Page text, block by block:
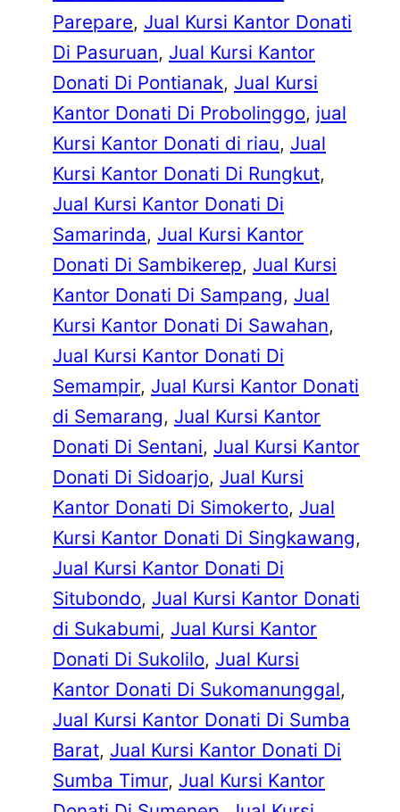
Parepare, Jual Kursi Kantor Donati
Di Pasuruan, Jual Kursi Kantor
Donati Di Pontianak, Jual Kursi
Kantor Donati Di Probolinggo, jual
Kursi Kantor Donati di riau, Jual
Kursi Kantor Donati Di Rungkut
Jual Kursi Kantor Donati Di
Samarinda, Jual Kursi Kantor
Donati Di Sambikerep, Jual Kursi
Kantor Donati Di Sampang, Jual
Kursi Kantor Donati Di Sawahan
Jual Kursi Kantor Donati Di
Semampir, Jual Kursi Kantor Donati
di Semarang, Jual Kursi Kantor
Donati Di Sentani, Jual Kursi Kantor
Donati Di Sidoarjo, Jual Kursi
Kantor Donati Di Simokerto, Jual
Kursi Kantor Donati Di Singkawang
Jual Kursi Kantor Donati Di
Situbondo, Jual Kursi Kantor Donati
di Sukabumi, Jual Kursi Kantor
Donati Di Sukolilo, Jual Kursi
Kantor Donati Di Sukomanunggal
Jual Kursi Kantor Donati Di Sumba
Barat, Jual Kursi Kantor Donati Di
Sumba Timur, Jual Kursi Kantor